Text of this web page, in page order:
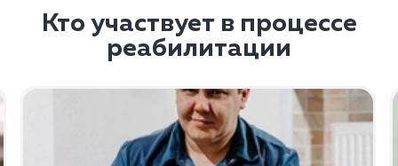
Кто участвует в процессе
реабилитации